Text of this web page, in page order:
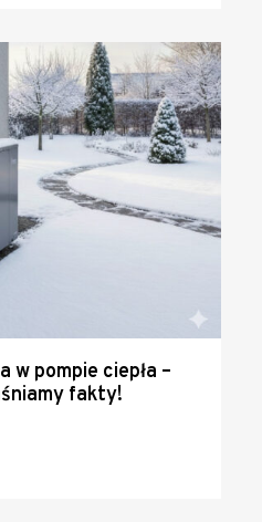
w pompie ciepła –
fakty!